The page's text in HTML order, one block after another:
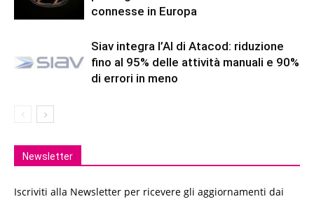
connesse in Europa
Siav integra l’AI di Atacod: riduzione
fino al 95% delle attività manuali e 90%
di errori in meno
Newsletter
Iscriviti alla Newsletter per ricevere gli aggiornamenti dai